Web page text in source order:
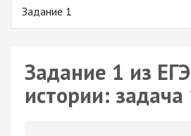
Задание 1
Задание 1 из
истории: задача